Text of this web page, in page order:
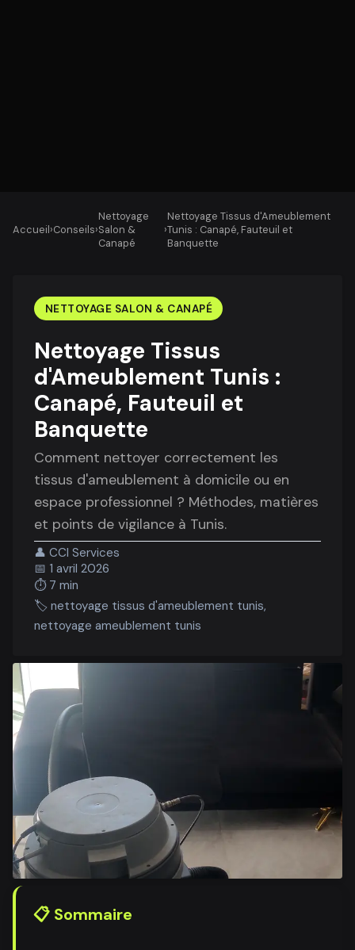
Accueil›Conseils›
Nettoyage
Salon &
Canapé
›
Nettoyage Tissus d'Ameublement
Tunis : Canapé, Fauteuil et
Banquette
NETTOYAGE SALON & CANAPÉ
Nettoyage Tissus
d'Ameublement Tunis :
Canapé, Fauteuil et
Banquette
Comment nettoyer correctement les
tissus d'ameublement à domicile ou en
espace professionnel ? Méthodes, matières
et points de vigilance à Tunis.
👤CCI Services
📅 1 avril 2026
⏱️ 7 min
🏷️nettoyage tissus d'ameublement tunis,
nettoyage ameublement tunis
📋 Sommaire